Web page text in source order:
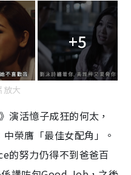
+5
放大
演活憶子成狂的何太，
榮膺「最佳女配角」。
的努力仍得不到爸爸百